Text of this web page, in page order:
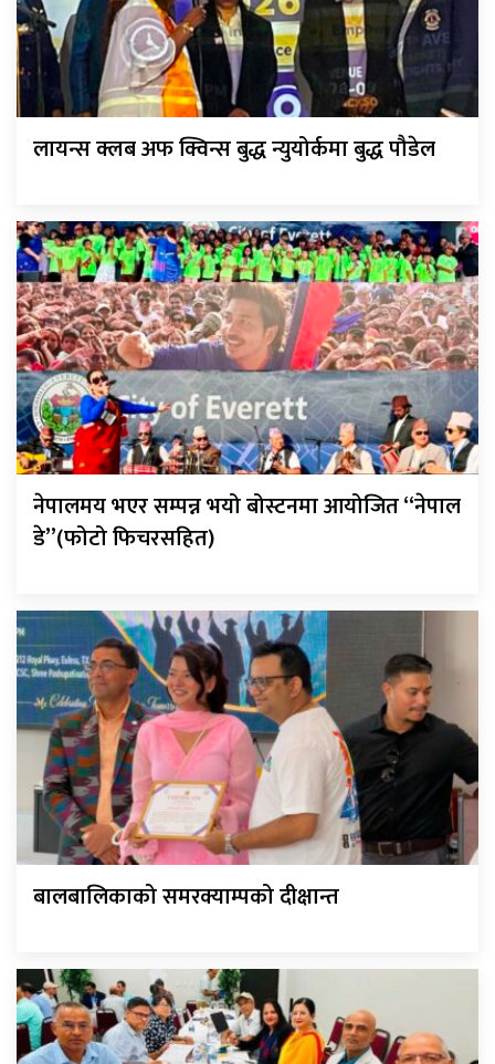
लायन्स क्लब अफ क्विन्स बुद्ध न्युयोर्कमा बुद्ध पौडेल
नेपालमय भएर सम्पन्न भयो बोस्टनमा आयोजित “नेपाल
डे”(फोटो फिचरसहित)
बालबालिकाको समरक्याम्पको दीक्षान्त